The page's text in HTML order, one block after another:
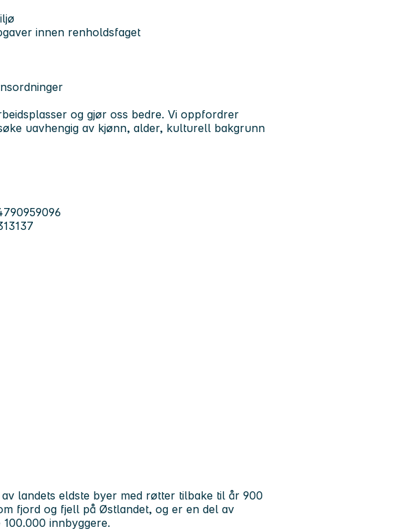
innen renholdsfaget
og gjør oss bedre. Vi oppfordrer
uavhengig av kjønn, alder, kulturell bakgrunn
landets eldste byer med røtter tilbake til år 900
fjord og fjell på Østlandet, og er en del av
innbyggere.